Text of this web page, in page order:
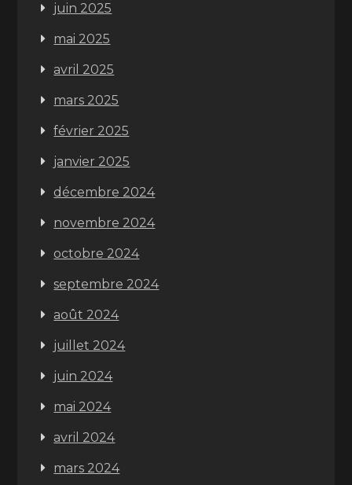
juin 2025
mai 2025
avril 2025
mars 2025
février 2025
janvier 2025
décembre 2024
novembre 2024
octobre 2024
septembre 2024
août 2024
juillet 2024
juin 2024
mai 2024
avril 2024
mars 2024